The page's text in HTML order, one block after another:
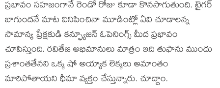
ప్రభావం సహజంగానే రెండో రోజు కూడా కొనసాగుతుంది. టైగర్
బాగుందనే మాట వినిపించినా మూడింట్లో ఏవి చూడాలన్న
సామాన్య ప్రేక్షకుడి కన్ఫ్యూజన్ ఓపెనింగ్స్ మీద ప్రభావం
చూపిస్తుంది. రవితేజ అభిమానులు మాత్రం ఇది తుఫాను ముందు
ప్రశాంతతేనని ఒక్క షో అయ్యాక లెక్కలు అమాంతం
మారిపోతాయని ధీమా వ్యక్తం చేస్తున్నారు. చూద్దాం.